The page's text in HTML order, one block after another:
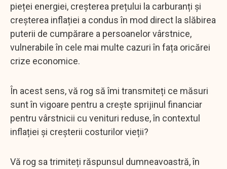
pieței energiei, creșterea prețului la carburanți și
creșterea inflației a condus în mod direct la slăbirea
puterii de cumpărare a persoanelor vârstnice,
vulnerabile în cele mai multe cazuri în fața oricărei
crize economice.
În acest sens, vă rog să îmi transmiteți ce măsuri
sunt în vigoare pentru a crește sprijinul financiar
pentru vârstnicii cu venituri reduse, în contextul
inflației și creșterii costurilor vieții?
Vă rog sa trimiteți răspunsul dumneavoastră, în